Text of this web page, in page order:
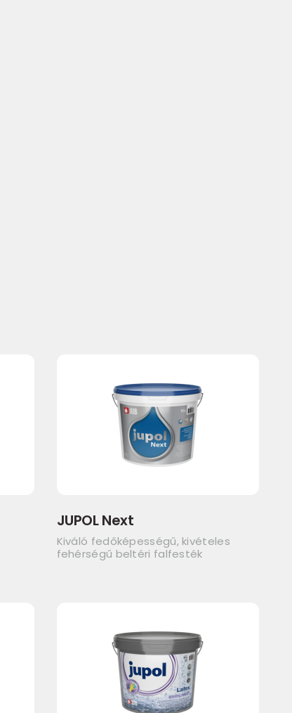
JUPOL Next
Kiváló fedőképességű, kivételes
fehérségű beltéri falfesték